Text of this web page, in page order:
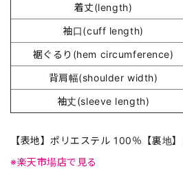
着丈(length)
袖口(cuff length)
裾ぐるり(hem circumference)
背肩幅(shoulder width)
袖丈(sleeve length)
【表地】ポリエステル 100％【裏地
※楽天市場店で見る